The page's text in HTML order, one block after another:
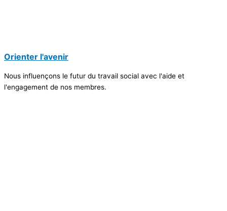
Orienter l'avenir
Nous influençons le futur du travail social avec l'aide et
l'engagement de nos membres.